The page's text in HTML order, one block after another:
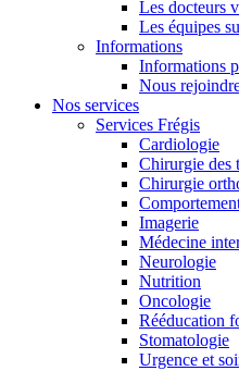
Les docteurs
Les équipes
Informations
Informations
Nous
Nos services
Services Frégis
Cardiologie
Chirurgie des
Chirurgie
Imagerie
Médecine
Neurologie
Nutrition
Oncologie
Rééducation
Stomatologie
Urgence et